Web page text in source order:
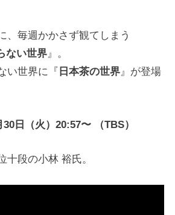
、毎週かかさず観てしまう
ない世界』。
い世界に『 日本茶の世界』が登場
日（火）20:57〜 （TBS）
十段の小林 裕氏。